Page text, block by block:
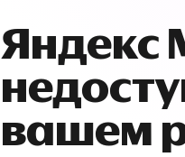
Яндекс
вашем